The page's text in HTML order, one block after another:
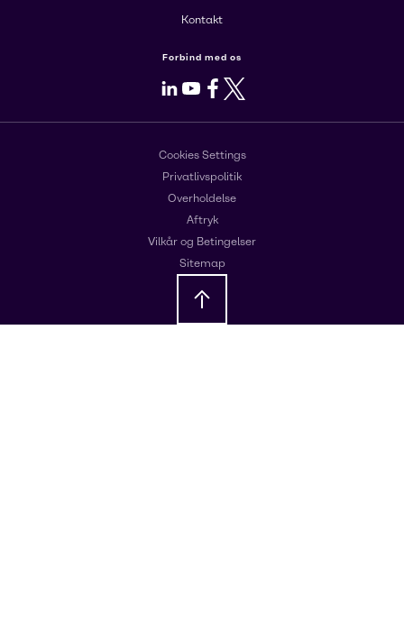
Kontakt
Forbind med os
LinkedIn
Youtube
Facebook
X
Cookies Settings
Privatlivspolitik
Overholdelse
Aftryk
Vilkår og Betingelser
Sitemap